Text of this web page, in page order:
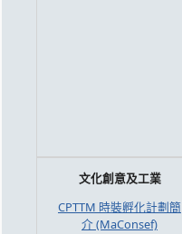
文化創意及工業
CPTTM 時裝孵化計劃簡
介 (MaConsef)